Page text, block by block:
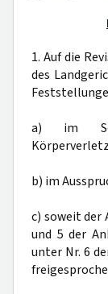
1. Auf die
des
a) im
b) im
c) soweit der
und 5 der
unter Nr. 6